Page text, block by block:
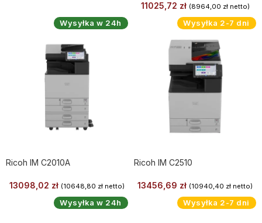
11025,72 zł (8964,00 złnetto)
Wysyłka w 24h
Ricoh IM C2010A
13098,02 zł (10648,80 zł netto)
Wysyłka 2-7 dni
Ricoh IM C2510
13456,69 zł (10940,40 zł netto)
Wysyłka w 24h Wysyłka 2-7 dni